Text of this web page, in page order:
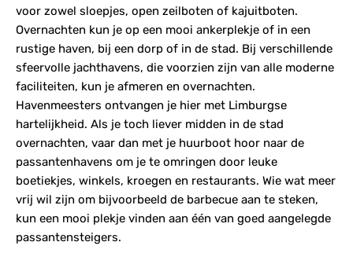
voor zowel sloepjes, open zeilboten of kajuitboten.
Overnachten kun je op een mooi ankerplekje of in een
rustige haven, bij een dorp of in de stad. Bij verschillende
sfeervolle jachthavens, die voorzien zijn van alle moderne
faciliteiten, kun je afmeren en overnachten.
Havenmeesters ontvangen je hier met Limburgse
hartelijkheid. Als je toch liever midden in de stad
overnachten, vaar dan met je huurboot hoor naar de
passantenhavens om je te omringen door leuke
boetiekjes, winkels, kroegen en restaurants. Wie wat meer
vrij wil zijn om bijvoorbeeld de barbecue aan te steken,
kun een mooi plekje vinden aan één van goed aangelegde
passantensteigers.